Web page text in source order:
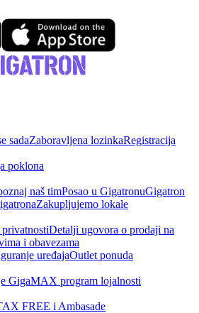
sadaZaboravljena lozinkaRegistracija
poklona
naš timPosao u GigatronuGigatron
Zakupljujemo lokale
Detalji ugovora o prodaji na
i obavezama
uređajaOutlet ponuda
GigaMAX program lojalnosti
FREE i Ambasade